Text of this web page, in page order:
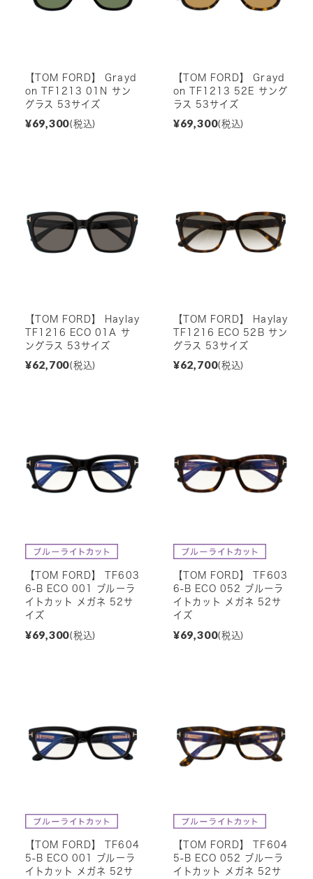
【TOM FORD】 Grayd
on TF1213 01N サン
グラス 53サイズ
¥69,300(税込)
【TOM FORD】 Grayd
on TF1213 52E サング
ラス 53サイズ
¥69,300(税込)
【TOM FORD】 Haylay
TF1216 ECO 01A サ
ングラス 53サイズ
¥62,700(税込)
【TOM FORD】 Haylay
TF1216 ECO 52B サン
グラス 53サイズ
¥62,700(税込)
【TOM FORD】 TF603
6-B ECO 001 ブルーラ
イトカット メガネ 52サ
イズ
¥69,300(税込)
【TOM FORD】 TF603
6-B ECO 052 ブルーラ
イトカット メガネ 52サ
イズ
¥69,300(税込)
【TOM FORD】 TF604
5-B ECO 001 ブルーラ
イトカット メガネ 52サ
【TOM FORD】 TF604
5-B ECO 052 ブルーラ
イトカット メガネ 52サ